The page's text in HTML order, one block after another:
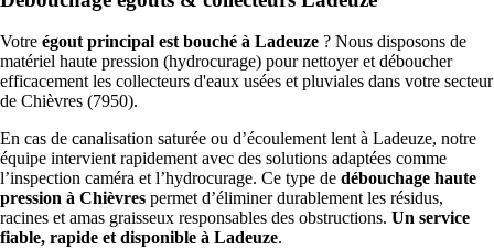
Votre égout principal est bouché à Ladeuze ? Nous disposons de
matériel haute pression (hydrocurage) pour nettoyer et déboucher
efficacement les collecteurs d'eaux usées et pluviales dans votre secteur
de Chièvres (7950).
En cas de canalisation saturée ou d’écoulement lent à Ladeuze, notre
équipe intervient rapidement avec des solutions adaptées comme
l’inspection caméra et l’hydrocurage. Ce type de débouchage haute
pression à Chièvres permet d’éliminer durablement les résidus,
racines et amas graisseux responsables des obstructions. Un service
fiable, rapide et disponible à Ladeuze.